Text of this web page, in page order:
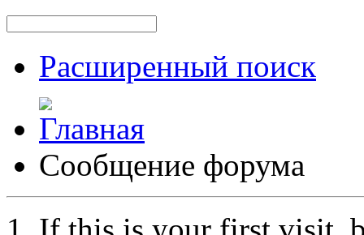
Расширенный поиск
Сообщение форума